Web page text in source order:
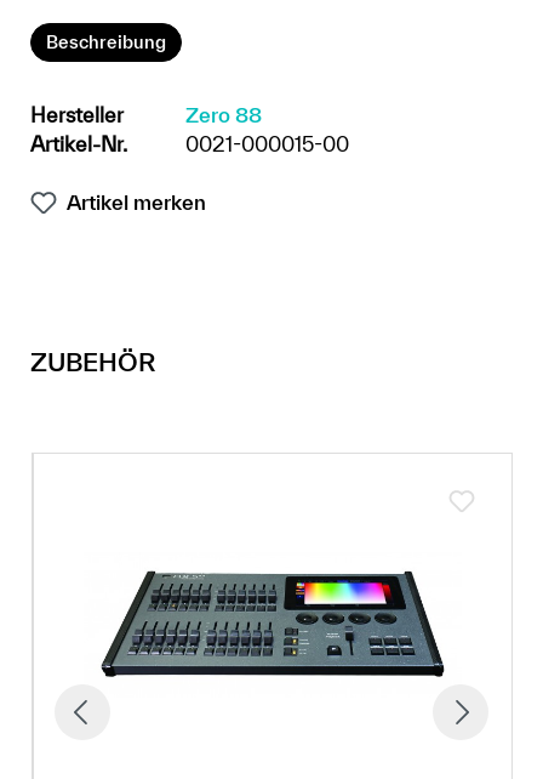
Beschreibung
Hersteller
Zero 88
Artikel-Nr.
0021-000015-00
Artikel merken
ZUBEHÖR